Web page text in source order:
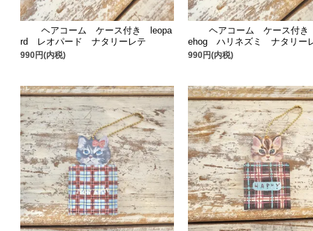
ヘアコーム ケース付き leopa
rd レオパード ナタリーレテ
990円(内税)
ヘアコーム ケース付
ehog ハリネズミ ナタリー
990円(内税)